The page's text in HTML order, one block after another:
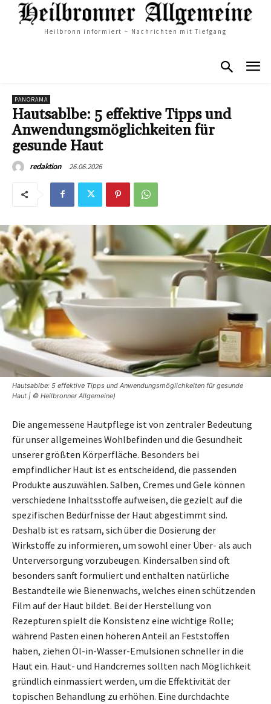
Heilbronn informiert – Nachrichten mit Tiefgang
PANORAMA
Hautsablbe: 5 effektive Tipps und
Anwendungsmöglichkeiten für
gesunde Haut
redaktion 26.06.2026
Hautsablbe: 5 effektive Tipps und Anwendungsmöglichkeiten für gesunde
Haut | © Heilbronner Allgemeine)
Die angemessene Hautpflege ist von zentraler Bedeutung
für unser allgemeines Wohlbefinden und die Gesundheit
unserer größten Körperfläche. Besonders bei
empfindlicher Haut ist es entscheidend, die passenden
Produkte auszuwählen. Salben, Cremes und Gele können
verschiedene Inhaltsstoffe aufweisen, die gezielt auf die
spezifischen Bedürfnisse der Haut abgestimmt sind.
Deshalb ist es ratsam, sich über die Dosierung der
Wirkstoffe zu informieren, um sowohl einer Über- als auch
Unterversorgung vorzubeugen. Kindersalben sind oft
besonders sanft formuliert und enthalten natürliche
Bestandteile wie Bienenwachs, welches einen schützenden
Film auf der Haut bildet. Bei der Herstellung von
Rezepturen spielt die Konsistenz eine wichtige Rolle;
während Pasten einen höheren Anteil an Feststoffen
haben, ziehen Öl-in-Wasser-Emulsionen schneller in die
Haut ein. Haut- und Handcremes sollten nach Möglichkeit
gründlich einmassiert werden, um die Effektivität der
topischen Behandlung zu erhöhen. Eine durchdachte